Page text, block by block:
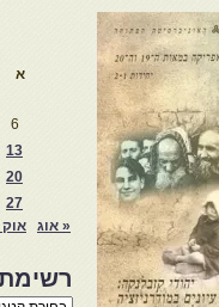
א
6
13
20
27
« אוג